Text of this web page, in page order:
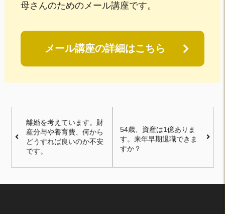
母さんのためのメール講座です。
メール講座の詳細はこちら
離婚を考えています。財
産分与や養育費、何から
どうすれば良いのか不安
です。
54歳、資産は1億ありま
す。来年早期退職できま
すか？